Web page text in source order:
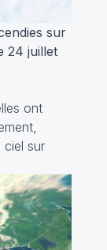
sur
24 juillet
ont
ciel sur